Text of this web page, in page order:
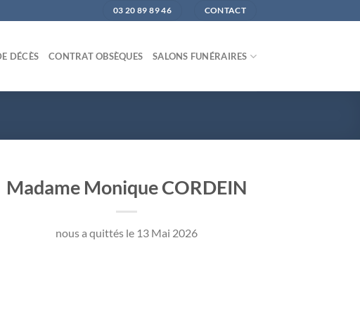
03 20 89 89 46 CONTACT
DÉCÈS CONTRAT OBSÈQUES SALONS FUNÉRAIRES
Madame Monique CORDEIN
nous a quittés le 13 Mai 2026